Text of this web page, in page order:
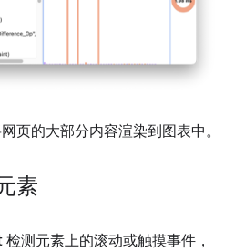
页的大部分内容渲染到图表中。
素
测元素上的滚动或触摸事件，